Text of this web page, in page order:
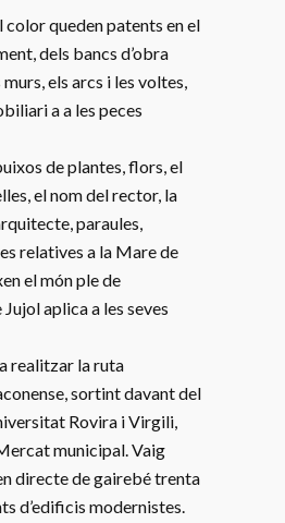
color queden patents en el
dels bancs d’obra
els arcs i les voltes,
a a les peces
de plantes, flors, el
el nom del rector, la
paraules,
relatives a la Mare de
el món ple de
aplica a les seves
realitzar la ruta
sortint davant del
Rovira i Virgili,
municipal. Vaig
directe de gairebé trenta
d’edificis modernistes.